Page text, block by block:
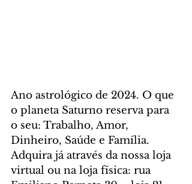
Ano astrológico de 2024. O que
o planeta Saturno reserva para
o seu: Trabalho, Amor,
Dinheiro, Saúde e Família.
Adquira já através da nossa loja
virtual ou na loja física: rua